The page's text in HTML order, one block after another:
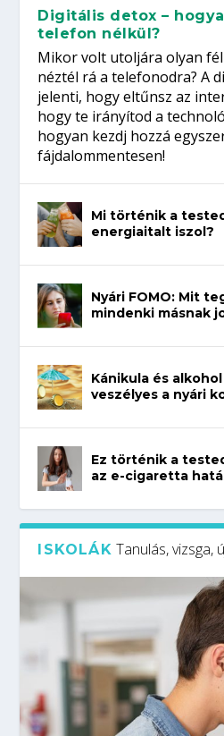
Digitális detox –
telefon nélkül?
Mikor volt utoljára olyan
néztél rá a telefonodra? A
jelenti, hogy eltűnsz az
hogy te irányítod a
hogyan kezdj hozzá
fájdalommentesen!
Mi történik a
energiaitalt iszol?
Nyári FOMO: Mit
mindenki másnak
Kánikula és
veszélyes a nyári
Ez történik a
az e-cigaretta
ISKOLÁK Tanulás, vizsga,